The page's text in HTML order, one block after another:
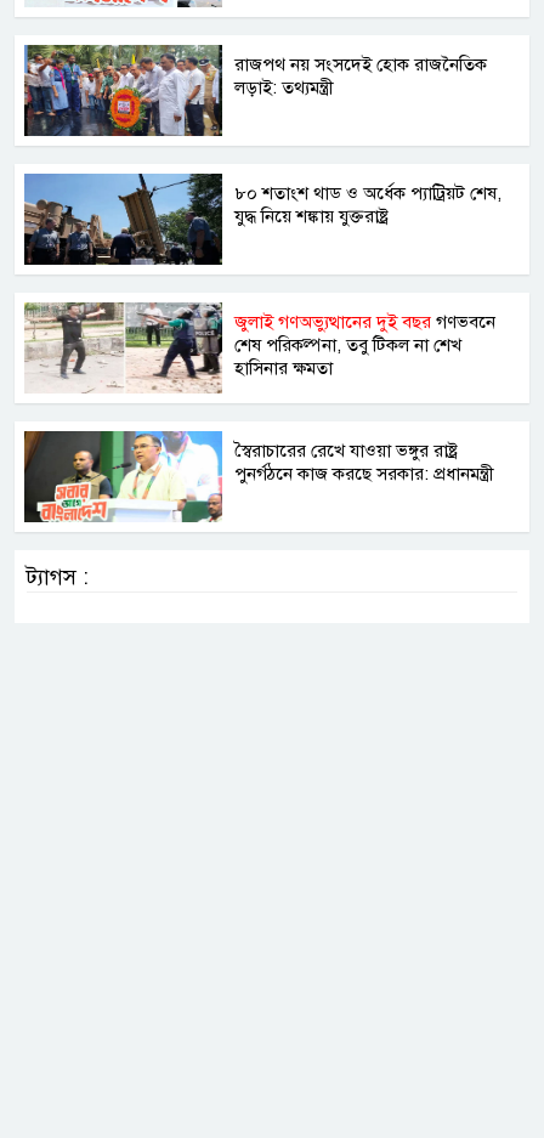
রাজপথ নয় সংসদেই হোক রাজনৈতিক
লড়াই: তথ্যমন্ত্রী
৮০ শতাংশ থাড ও অর্ধেক প্যাট্রিয়ট শেষ,
যুদ্ধ নিয়ে শঙ্কায় যুক্তরাষ্ট্র
জুলাই গণঅভ্যুত্থানের দুই বছর গণভবনে
শেষ পরিকল্পনা, তবু টিকল না শেখ
হাসিনার ক্ষমতা
স্বৈরাচারের রেখে যাওয়া ভঙ্গুর রাষ্ট্র
পুনর্গঠনে কাজ করছে সরকার: প্রধানমন্ত্রী
ট্যাগস :